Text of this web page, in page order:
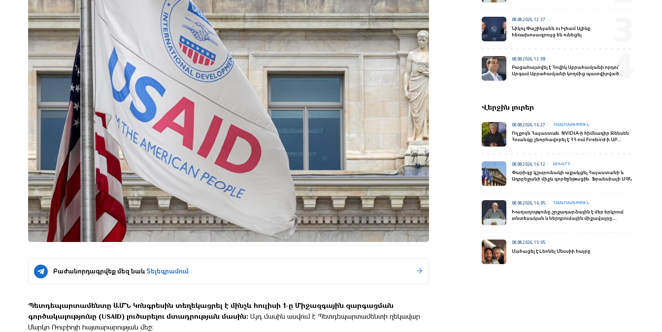
Բաժանորդագրվեք մեզ նաևՏելեգրամում
Պետդեպարտամենտը ԱՄՆ Կոնգրեսին տեղեկացրել է մինչև հուլիսի 1-ը Միջազգային զարգացման
գործակալությունը (USAID) լուծարելու մտադրության մասին: Այդ մասին ասվում է Պետդեպարտամենտի ղեկավար
Մարկո Ռուբիոյի հայտարարության մեջ:
«Firebird AI»-ի բացման արարողությանը
08.08.2026, 12:37
Նիկոլ Փաշինյանն ու Իլհամ Ալիևը
հեռախոսազրույց են ունեցել
08.08.2026, 12:08
Բացահայտվել է Հովիկ Աբրահամյանի որդու՝
Արգամ Աբրահամյանի կողմից պատվիրված
Վերջին լուրեր
08.08.2026, 16:27 ՀԱՍԱՐԱԿՈՒԹՅՈՒՆ
Ողջույն Հայաստան. NVIDIA-ի հիմնադիր Ջենսեն
Հուանգը շնորհավորել է ՀՀ-ում Firebird-ի ԱԲ
08.08.2026, 16:12 ԱՇԽԱՐՀ
Փարիզը կշարունակի աջակցել Հայաստանի և
Ադրբեջանի միջև գործընթացին. Ֆրանսիայի ԱԳՆ
08.08.2026, 16:05 ՀԱՍԱՐԱԿՈՒԹՅՈՒՆ
Խաղաղությունը շրջադարձային է մեր երկրում
տնտեսական և ներդրումային միջավայրը
«Firebird AI»-ի բացման արարողությանը
08.08.2026, 15:05
Մահացել է Լեոնել Մեսսիի հայրը